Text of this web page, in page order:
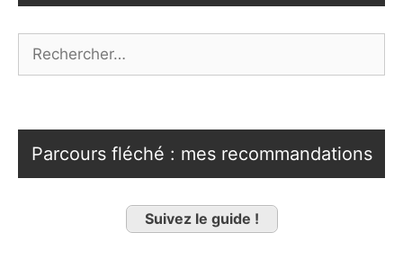
Parcours fléché : mes recommandations
Suivez le guide !